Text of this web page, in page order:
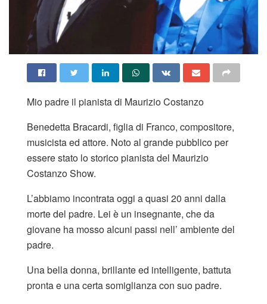
Mio padre il pianista di Maurizio Costanzo
Benedetta Bracardi, figlia di Franco, compositore,
musicista ed attore. Noto al grande pubblico per
essere stato lo storico pianista del Maurizio
Costanzo Show.
L’abbiamo incontrata oggi a quasi 20 anni dalla
morte del padre. Lei è un insegnante, che da
giovane ha mosso alcuni passi nell’ ambiente del
padre.
Una bella donna, brillante ed intelligente, battuta
pronta e una certa somiglianza con suo padre.